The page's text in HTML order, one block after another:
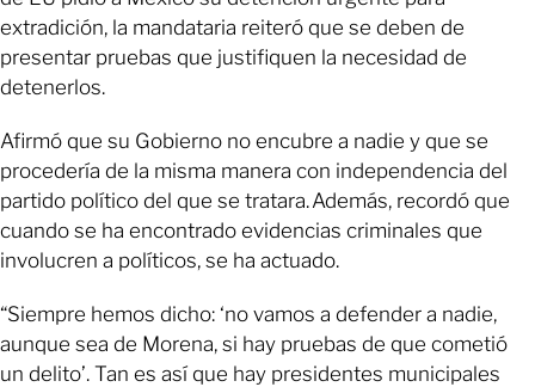
extradición, la mandataria reiteró que se deben de
presentar pruebas que justifiquen la necesidad de
detenerlos.
Afirmó que su Gobierno no encubre a nadie y que se
procedería de la misma manera con independencia del
partido político del que se tratara. Además, recordó que
cuando se ha encontrado evidencias criminales que
involucren a políticos, se ha actuado.
“Siempre hemos dicho: ‘no vamos a defender a nadie,
aunque sea de Morena, si hay pruebas de que cometió
un delito’. Tan es así que hay presidentes municipales